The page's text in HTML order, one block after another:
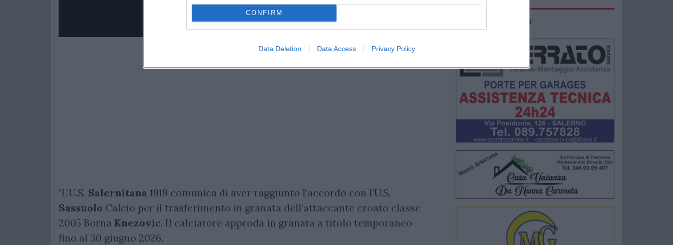
CONFIRM
Data Deletion Data Access Privacy Policy
"L’U.S. Salernitana 1919 comunica di aver raggiunto l’accordo con l’U.S.
Sassuolo Calcio per il trasferimento in granata dell’attaccante croato classe
2005 Borna Knezovic. Il calciatore approda in granata a titolo temporaneo
fino al 30 giugno 2026.
IMACO Promosolution